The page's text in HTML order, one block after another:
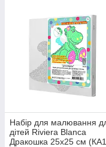
Набір для малювання
дітей Riviera Blanca
Дракошка 25x25 см